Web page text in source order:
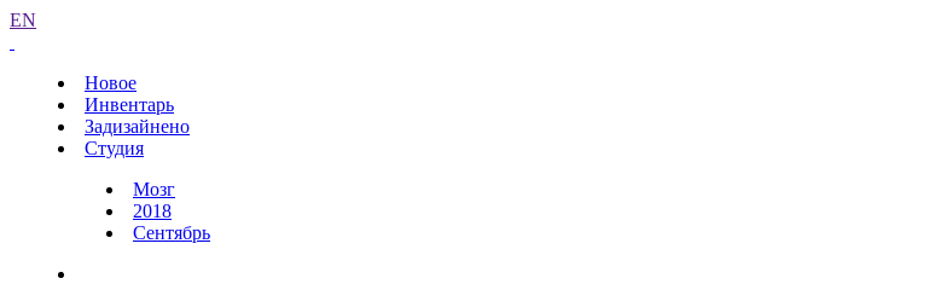
EN
Новое
Инвентарь
Задизайнено
Студия
Мозг
2018
Сентябрь